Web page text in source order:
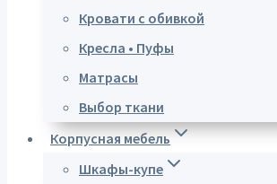
Кровати с обивкой
Кресла • Пуфы
Матрасы
Выбор ткани
Корпусная мебель
Шкафы-купе